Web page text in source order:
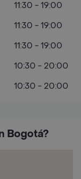
Bogotá?
11:30 - 19:00
11:30 - 19:00
11:30 - 19:00
10:30 - 20:00
10:30 - 20:00